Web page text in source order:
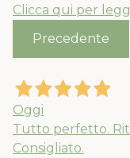
Clicca qui per
Precedente
Oggi
Tutto perfetto.
Consigliato.